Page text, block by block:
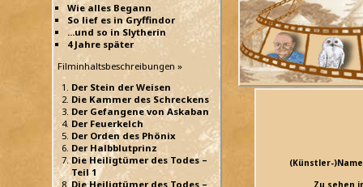
Wie alles Begann
So lief es in Gryffindor
...und so in Slytherin
4 Jahre später
Filminhaltsbeschreibungen »
Der Stein der Weisen
Die Kammer des Schreckens
Der Gefangene von Askaban
Der Feuerkelch
Der Orden des Phönix
Der Halbblutprinz
Die Heiligtümer des Todes –
Teil 1
Die Heiligtümer des Todes –
(Künstler-